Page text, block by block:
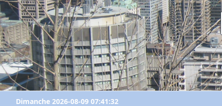
Dimanche 2026-08-09 07:41:32